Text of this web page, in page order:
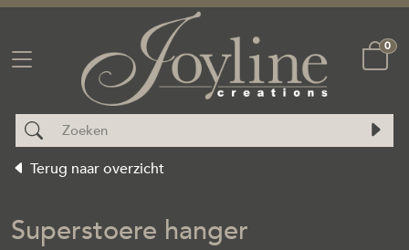
0
Terug naar overzicht
Superstoere hanger